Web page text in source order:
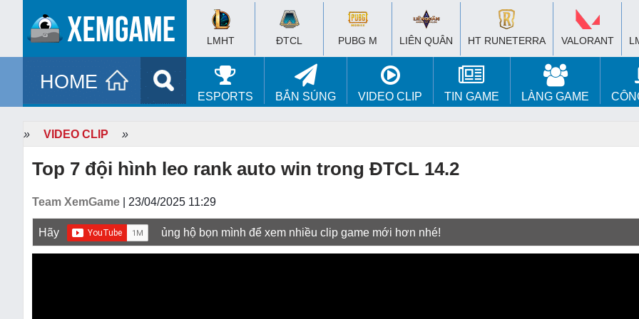
LMHT ĐTCL PUBG M LIÊN QUÂN HT RUNETERRA VALORANT
HOME
ESPORTS BẮN SÚNG VIDEO CLIP TIN GAME LÀNG GAME
» VIDEO CLIP »
Top 7 đội hình leo rank auto win trong ĐTCL 14.2
Team XemGame | 23/04/2025 11:29
Hãy ủng hộ bọn mình để xem nhiều clip game mới hơn nhé!